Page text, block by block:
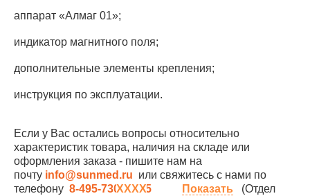
аппарат «Алмаг 01»;
индикатор магнитного поля;
дополнительные элементы крепления;
инструкция по эксплуатации.
Если у Вас остались вопросы относительно
характеристик товара, наличия на складе или
оформления заказа - пишите нам на
почту info@sunmed.ru или свяжитесь с нами по
телефону 8-495-730-90-25 Показать (Отдел